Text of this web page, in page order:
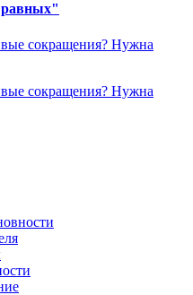
равных"
сокращения? Нужна
сокращения? Нужна